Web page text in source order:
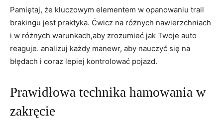
Pamiętaj, że kluczowym elementem w opanowaniu trail
brakingu jest praktyka. Ćwicz na różnych nawierzchniach
i w różnych warunkach,aby zrozumieć jak Twoje auto
reaguje. analizuj każdy manewr, aby nauczyć się na
błędach i coraz lepiej kontrolować pojazd.
Prawidłowa technika hamowania w
zakręcie